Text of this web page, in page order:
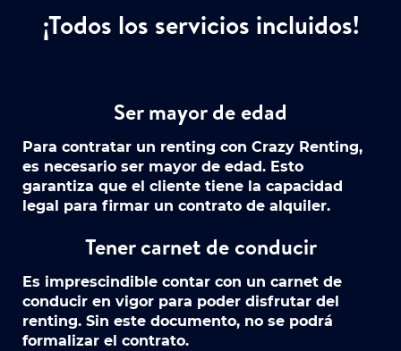
¡Todos los servicios incluidos!
Ser mayor de edad
Para contratar un renting con Crazy Renting,
es necesario ser mayor de edad. Esto
garantiza que el cliente tiene la capacidad
legal para firmar un contrato de alquiler.
Tener carnet de conducir
Es imprescindible contar con un carnet de
conducir en vigor para poder disfrutar del
renting. Sin este documento, no se podrá
formalizar el contrato.